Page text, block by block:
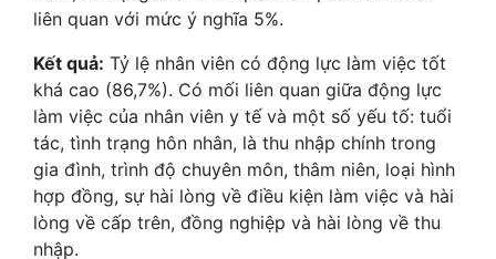
liên quan với mức ý nghĩa 5%.
Kết quả: Tỷ lệ nhân viên có động lực làm việc tốt
khá cao (86,7%). Có mối liên quan giữa động lực
làm việc của nhân viên y tế và một số yếu tố: tuổi
tác, tình trạng hôn nhân, là thu nhập chính trong
gia đình, trình độ chuyên môn, thâm niên, loại hình
hợp đồng, sự hài lòng về điều kiện làm việc và hài
lòng về cấp trên, đồng nghiệp và hài lòng về thu
nhập.